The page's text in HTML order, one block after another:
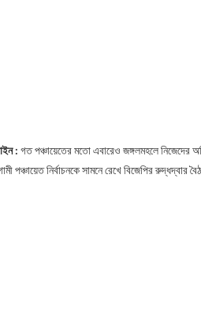
: গত পঞ্চায়েতের মতো এবারেও জঙ্গলমহলে নিজেদের
পঞ্চায়েত নির্বাচনকে সামনে রেখে বিজেপির রুদ্ধদ্বার